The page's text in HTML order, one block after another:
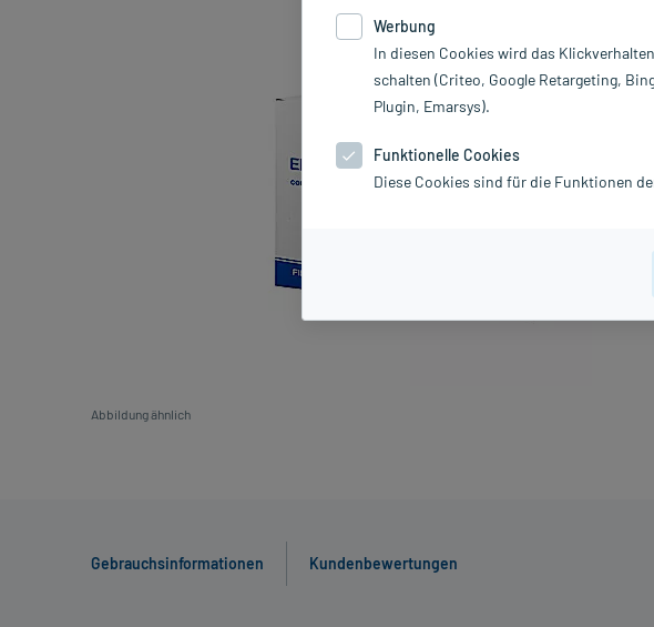
Abbildung ähnlich
Gebrauchsinformationen Kundenbewertungen
Werbung
In diesen Cookies wird das
schalten (Criteo, Google Retargeting,
Plugin, Emarsys).
Funktionelle Cookies
Diese Cookies sind für die Funktionen